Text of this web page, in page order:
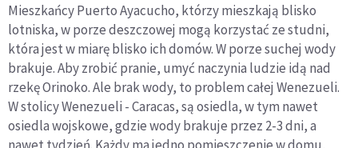
Mieszkańcy Puerto Ayacucho, którzy mieszkają blisko
lotniska, w porze deszczowej mogą korzystać ze studni,
która jest w miarę blisko ich domów. W porze suchej wody
brakuje. Aby zrobić pranie, umyć naczynia ludzie idą nad
rzekę Orinoko. Ale brak wody, to problem całej Wenezueli.
W stolicy Wenezueli - Caracas, są osiedla, w tym nawet
osiedla wojskowe, gdzie wody brakuje przez 2-3 dni, a
nawet tydzień. Każdy ma jedno pomieszczenie w domu,